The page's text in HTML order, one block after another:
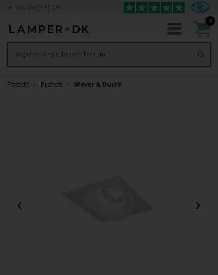
366 DAGES RETUR
0
Forside Brands Wever & Ducré
‹ ›